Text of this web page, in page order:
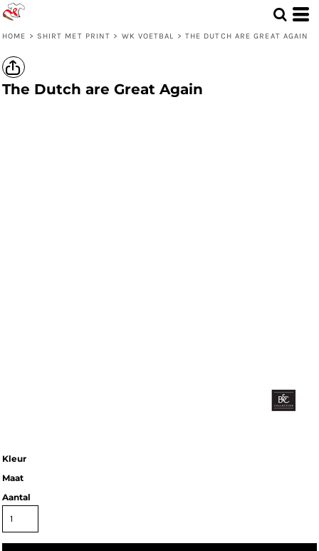
HOME > SHIRT MET PRINT > WK VOETBAL > THE DUTCH ARE GREAT AGAIN
The Dutch are Great Again
Kleur
Maat
Aantal